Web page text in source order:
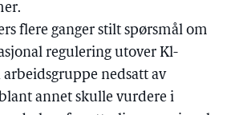
flere ganger stilt spørsmål om
regulering utover Kl-
nedsatt av
annet skulle vurdere i